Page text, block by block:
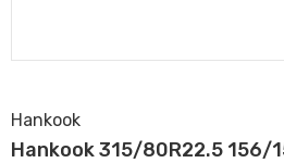
Hankook
Hankook 315/80R22.5 156/